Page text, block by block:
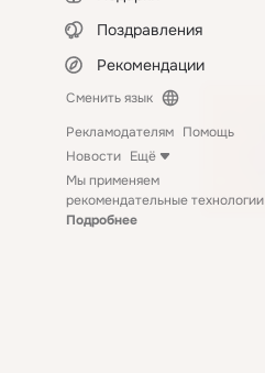
Поздравления
Рекомендации
Сменить язык
Рекламодателям Помощь
Новости Ещё
Мы применяем
рекомендательные технологии
Подробнее